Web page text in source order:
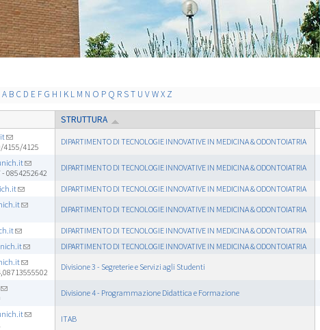
A B C D E F G H I K L M N O P Q R S T U V W X Z
STRUTTURA
4155/4125
DIPARTIMENTO DI TECNOLOGIE INNOVATIVE IN MEDICINA & ODONTOIATRIA
- 0854252642
DIPARTIMENTO DI TECNOLOGIE INNOVATIVE IN MEDICINA & ODONTOIATRIA
DIPARTIMENTO DI TECNOLOGIE INNOVATIVE IN MEDICINA & ODONTOIATRIA
DIPARTIMENTO DI TECNOLOGIE INNOVATIVE IN MEDICINA & ODONTOIATRIA
DIPARTIMENTO DI TECNOLOGIE INNOVATIVE IN MEDICINA & ODONTOIATRIA
DIPARTIMENTO DI TECNOLOGIE INNOVATIVE IN MEDICINA & ODONTOIATRIA
Divisione 3 - Segreterie e Servizi agli Studenti
Divisione 4 - Programmazione Didattica e Formazione
ITAB